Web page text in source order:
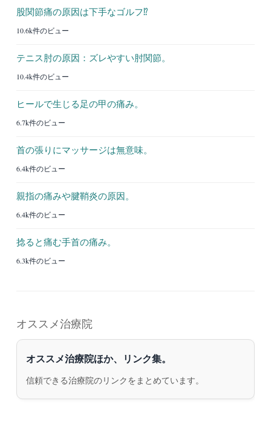
股関節痛の原因は下手なゴルフ⁉︎
10.6k件のビュー
テニス肘の原因：ズレやすい肘関節。
10.4k件のビュー
ヒールで生じる足の甲の痛み。
6.7k件のビュー
首の張りにマッサージは無意味。
6.4k件のビュー
親指の痛みや腱鞘炎の原因。
6.4k件のビュー
捻ると痛む手首の痛み。
6.3k件のビュー
オススメ治療院
オススメ治療院ほか、リンク集。
信頼できる治療院のリンクをまとめています。